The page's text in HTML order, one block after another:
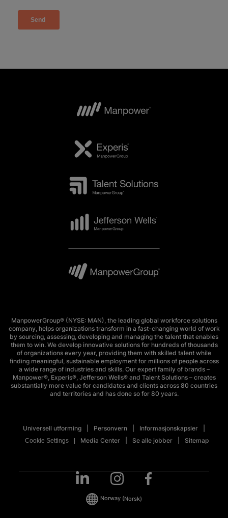
ManpowerGroup® (NYSE: MAN), the leading global workforce solutions
company, helps organizations transform in a fast-changing world of work
by sourcing, assessing, developing and managing the talent that enables
them to win. We develop innovative solutions for hundreds of thousands
of organizations every year, providing them with skilled talent while
finding meaningful, sustainable employment for millions of people across
a wide range of industries and skills. Our expert family of brands –
Manpower®, Experis®, Jefferson Wells® and Talent Solutions – creates
substantially more value for candidates and clients across 80 countries
and territories and has done so for 80 years.
Universell utforming Personvern Informasjonskapsler
Cookie Settings Media Center Se alle jobber Sitemap
Norway (Norsk)